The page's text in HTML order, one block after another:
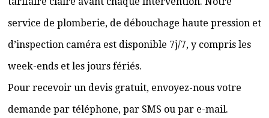
service de plomberie, de débouchage haute pression et
d’inspection caméra est disponible 7j/7, y compris les
week-ends et les jours fériés.
Pour recevoir un devis gratuit, envoyez-nous votre
demande par téléphone, par SMS ou par e-mail.